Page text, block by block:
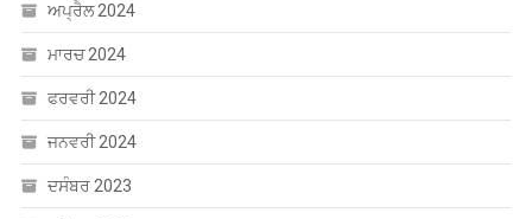
ਅਪ੍ਰੈਲ 2024
ਮਾਰਚ 2024
ਫਰਵਰੀ 2024
ਜਨਵਰੀ 2024
ਦਸੰਬਰ 2023